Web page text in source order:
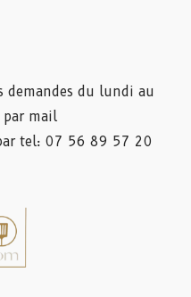
demandes du lundi au
mail
tel: 07 56 89 57 20